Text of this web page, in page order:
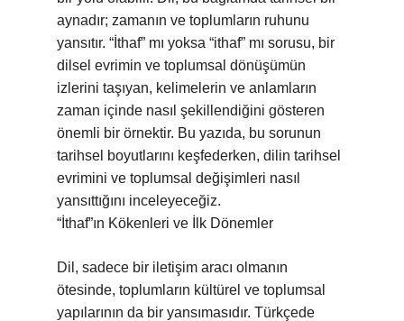
aynadır; zamanın ve toplumların ruhunu
yansıtır. “İthaf” mı yoksa “ithaf” mı sorusu, bir
dilsel evrimin ve toplumsal dönüşümün
izlerini taşıyan, kelimelerin ve anlamların
zaman içinde nasıl şekillendiğini gösteren
önemli bir örnektir. Bu yazıda, bu sorunun
tarihsel boyutlarını keşfederken, dilin tarihsel
evrimini ve toplumsal değişimleri nasıl
yansıttığını inceleyeceğiz.
“İthaf”ın Kökenleri ve İlk Dönemler
Dil, sadece bir iletişim aracı olmanın
ötesinde, toplumların kültürel ve toplumsal
yapılarının da bir yansımasıdır. Türkçede